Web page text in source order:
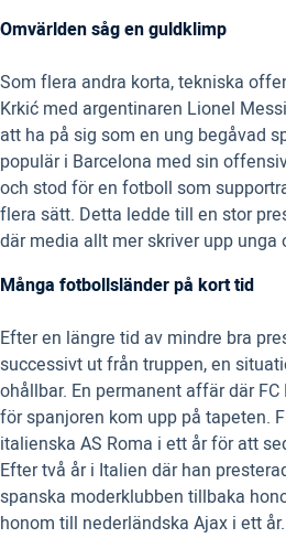
Omvärlden såg en guldklimp
Som flera andra korta, tekniska
Krkić med argentinaren Lionel
att ha på sig som en ung begåvad
populär i Barcelona med sin
och stod för en fotboll som
flera sätt. Detta ledde till en stor
där media allt mer skriver upp
Många fotbollsländer på kort tid
Efter en längre tid av mindre bra
successivt ut från truppen, en
ohållbar. En permanent affär där
för spanjoren kom upp på tapeten.
italienska AS Roma i ett år för att
Efter två år i Italien där han
spanska moderklubben tillbaka
honom till nederländska Ajax i ett år.